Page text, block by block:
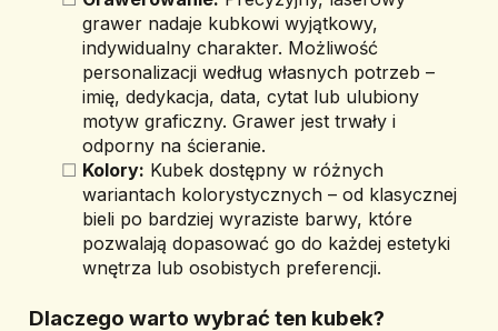
grawer nadaje kubkowi wyjątkowy,
indywidualny charakter. Możliwość
personalizacji według własnych potrzeb –
imię, dedykacja, data, cytat lub ulubiony
motyw graficzny. Grawer jest trwały i
odporny na ścieranie.
Kolory: Kubek dostępny w różnych
wariantach kolorystycznych – od klasycznej
bieli po bardziej wyraziste barwy, które
pozwalają dopasować go do każdej estetyki
wnętrza lub osobistych preferencji.
Dlaczego warto wybrać ten kubek?